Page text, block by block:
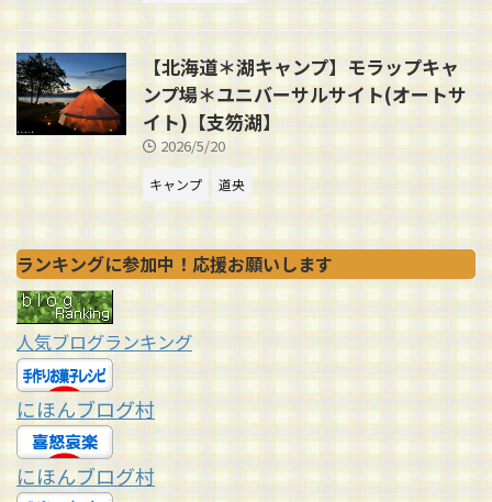
【北海道＊湖キャンプ】モラップキャ
ンプ場＊ユニバーサルサイト(オートサ
イト)【支笏湖】
2026/5/20
キャンプ 道央
ランキングに参加中！応援お願いします
人気ブログランキング
にほんブログ村
にほんブログ村